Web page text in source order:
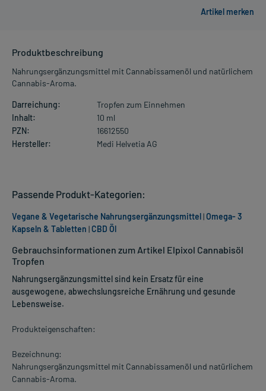
Produktbeschreibung
Nahrungsergänzungsmittel mit Cannabissamenöl und natürlichem
Cannabis-Aroma.
Darreichung:
Tropfen zum Einnehmen
Inhalt:
10 ml
PZN:
16612550
Hersteller:
Medi Helvetia AG
Gebrauchsinformationen zum Artikel Elpixol Cannabisöl
Tropfen
Nahrungsergänzungsmittel sind kein Ersatz für eine
ausgewogene, abwechslungsreiche Ernährung und gesunde
Lebensweise.
Produkteigenschaften:
Bezeichnung:
Nahrungsergänzungsmittel mit Cannabissamenöl und natürlichem
Cannabis-Aroma.
Passende Produkt-Kategorien:
Vegane & Vegetarische Nahrungsergänzungsmittel|Omega- 3
Kapseln & Tabletten |CBD Öl